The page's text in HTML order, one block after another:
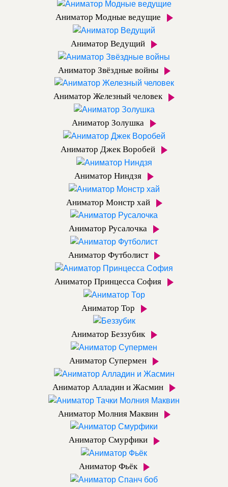
Аниматор Модные ведущие
Аниматор Ведущий
Аниматор Звёздные войны
Аниматор Железный человек
Аниматор Золушка
Аниматор Джек Воробей
Аниматор Ниндзя
Аниматор Монстр хай
Аниматор Русалочка
Аниматор Футболист
Аниматор Принцесса София
Аниматор Тор
Аниматор Беззубик
Аниматор Супермен
Аниматор Алладин и Жасмин
Аниматор Молния Маквин
Аниматор Смурфики
Аниматор Фьёк